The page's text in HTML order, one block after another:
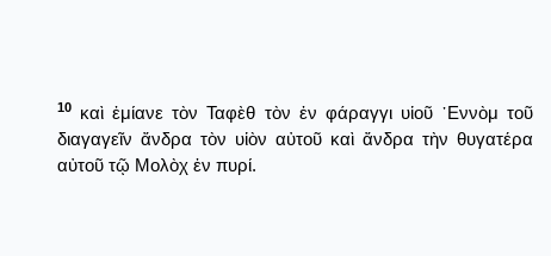
10
καὶ ἐμίανε τὸν Ταφὲθ τὸν ἐν φάραγγι υἱοῦ ᾿Εννὸμ τοῦ
διαγαγεῖν ἄνδρα τὸν υἱὸν αὐτοῦ καὶ ἄνδρα τὴν θυγατέρα
αὐτοῦ τῷ Μολὸχ ἐν πυρί.